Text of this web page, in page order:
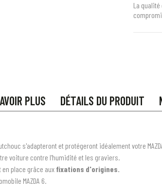
La
PLUS DÉTAILS DU PRODUIT
s'adapteront et protégeront idéalement votre
voiture contre l'humidité et les graviers.
place grâce aux fixations d'origines.
MAZDA 6.